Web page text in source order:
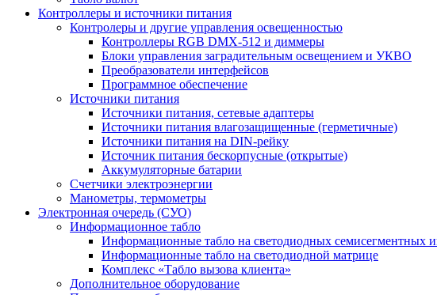
Контроллеры и источники питания
Контролеры и другие управления освещенностью
Контроллеры RGB DMX-512 и диммеры
Блоки управления заградительным освещением и УКВО
Преобразователи интерфейсов
Программное обеспечение
Источники питания
Источники питания, сетевые адаптеры
Источники питания влагозащищенные (герметичные)
Источники питания на DIN-рейку
Источник питания бескорпусные (открытые)
Аккумуляторные батарии
Счетчики электроэнергии
Манометры, термометры
Электронная очередь (СУО)
Информационное табло
Информационные табло на светодиодных семисегментных
Информационные табло на светодиодной матрице
Комплекс «Табло вызова клиента»
Дополнительное оборудование